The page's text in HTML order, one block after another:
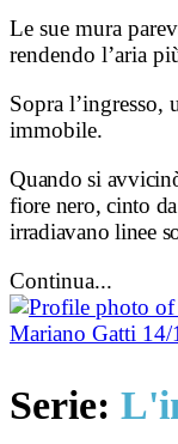
Le sue mura
rendendo l’aria
Sopra l’ingresso,
immobile.
Quando si
fiore nero, cinto
irradiavano linee
Continua...
Mariano Gatti 14/
Serie: